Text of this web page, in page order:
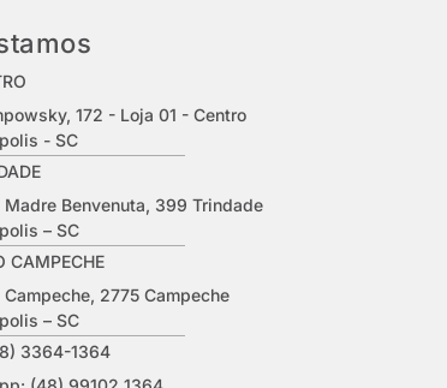
172 - Loja 01 - Centro
- SC
Madre Benvenuta, 399 Trindade
– SC
CAMPECHE
Campeche, 2775 Campeche
– SC
3364-1364